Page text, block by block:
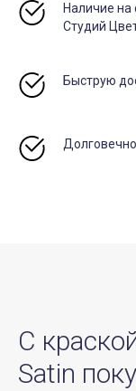
Наличие на
Студий
Быструю
С
Satin